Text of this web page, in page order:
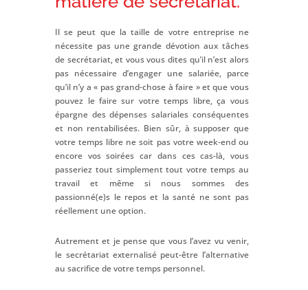
Il se peut que la taille de votre entreprise ne
nécessite pas une grande dévotion aux tâches
de secrétariat, et vous vous dites qu’il n’est alors
pas nécessaire d’engager une salariée, parce
qu’il n’y a « pas grand-chose à faire » et que vous
pouvez le faire sur votre temps libre, ça vous
épargne des dépenses salariales conséquentes
et non rentabilisées. Bien sûr, à supposer que
votre temps libre ne soit pas votre week-end ou
encore vos soirées car dans ces cas-là, vous
passeriez tout simplement tout votre temps au
travail et même si nous sommes des
passionné(e)s le repos et la santé ne sont pas
réellement une option.
Autrement et je pense que vous l’avez vu venir,
le secrétariat externalisé peut-être l’alternative
au sacrifice de votre temps personnel.